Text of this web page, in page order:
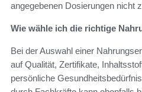
angegebenen Dosierungen nicht
Wie wähle ich die richtige
Bei der Auswahl einer
auf Qualität, Zertifikate,
persönliche